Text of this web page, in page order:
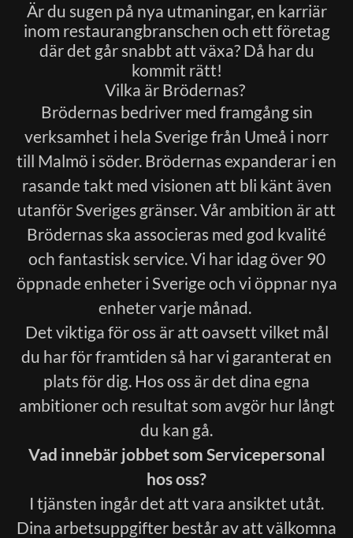
Är du sugen på nya utmaningar, en karriär
inom restaurangbranschen och ett företag
där det går snabbt att växa? Då har du
kommit rätt!
Vilka är Brödernas?
Brödernas bedriver med framgång sin
verksamhet i hela Sverige från Umeå i norr
till Malmö i söder. Brödernas expanderar i en
rasande takt med visionen att bli känt även
utanför Sveriges gränser. Vår ambition är att
Brödernas ska associeras med god kvalité
och fantastisk service. Vi har idag över 90
öppnade enheter i Sverige och vi öppnar nya
enheter varje månad.
Det viktiga för oss är att oavsett vilket mål
du har för framtiden så har vi garanterat en
plats för dig. Hos oss är det dina egna
ambitioner och resultat som avgör hur långt
du kan gå.
Vad innebär jobbet som Servicepersonal
hos oss?
I tjänsten ingår det att vara ansiktet utåt.
Dina arbetsuppgifter består av att välkomna